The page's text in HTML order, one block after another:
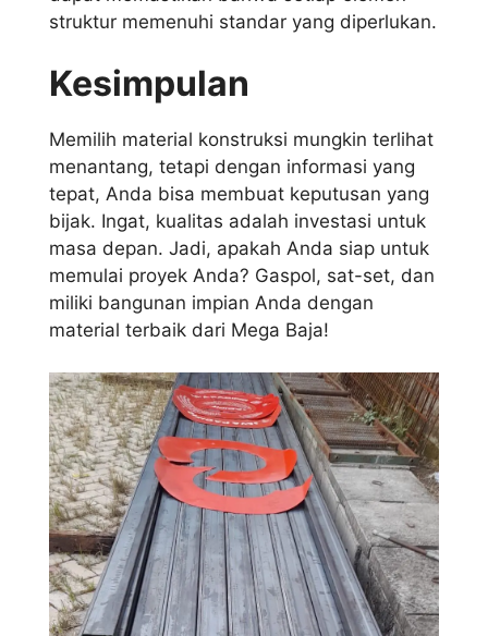
struktur memenuhi standar yang diperlukan.
Kesimpulan
Memilih material konstruksi mungkin terlihat
menantang, tetapi dengan informasi yang
tepat, Anda bisa membuat keputusan yang
bijak. Ingat, kualitas adalah investasi untuk
masa depan. Jadi, apakah Anda siap untuk
memulai proyek Anda? Gaspol, sat-set, dan
miliki bangunan impian Anda dengan
material terbaik dari Mega Baja!